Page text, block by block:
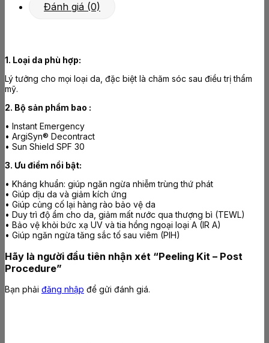
Đánh giá (0)
1. Loại da phù hợp:
Lý tưởng cho mọi loại da, đặc biệt là chăm sóc sau điều trị thẩm
mỹ.
2. Bộ sản phẩm bao :
• Instant Emergency
• ArgiSyn® Decontract
• Sun Shield SPF 30
3. Ưu điểm nổi bật:
• Kháng khuẩn: giúp ngăn ngừa nhiễm trùng thứ phát
• Giúp dịu da và giảm kích ứng
• Giúp củng cố lại hàng rào bảo vệ da
• Duy trì độ ẩm cho da, giảm mất nước qua thượng bì (TEWL)
• Bảo vệ khỏi bức xạ UV và tia hồng ngoại loại A (IR A)
• Giúp ngăn ngừa tăng sắc tố sau viêm (PIH)
Hãy là người đầu tiên nhận xét “Peeling Kit – Post
Procedure”
Bạn phải đăng nhập để gửi đánh giá.